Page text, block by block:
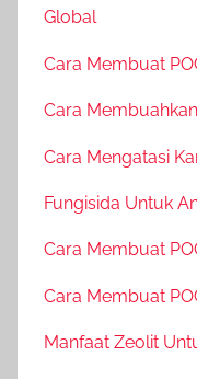
Global
Cara Membuat
Cara
Cara Mengatasi
Fungisida Untuk
Cara Membuat
Cara Membuat
Manfaat Zeolit